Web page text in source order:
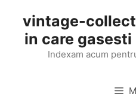
content
vintage-
in care
Indexam acum